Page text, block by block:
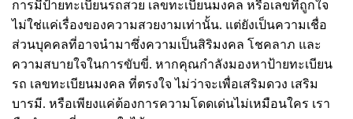
การมีป้ายทะเบียนรถสวย เลขทะเบียนมงคล หรือเลขที่ถูกใจ
ไม่ใช่แค่เรื่องของความสวยงามเท่านั้น. แต่ยังเป็นความเชื่อ
ส่วนบุคคลที่อาจนำมาซึ่งความเป็นสิริมงคล โชคลาภ และ
ความสบายใจในการขับขี่. หากคุณกำลังมองหาป้ายทะเบียน
รถ เลขทะเบียนมงคล ที่ตรงใจ ไม่ว่าจะเพื่อเสริมดวง เสริม
บารมี. หรือเพียงแค่ต้องการความโดดเด่นไม่เหมือนใคร เรา